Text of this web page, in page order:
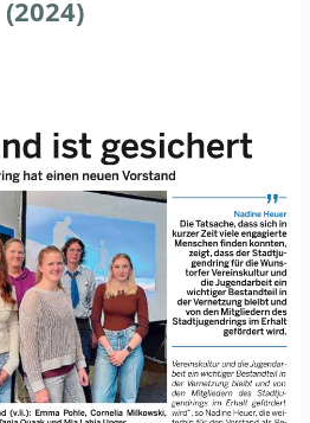
(2024)